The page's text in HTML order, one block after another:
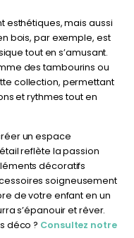
esthétiques, mais aussi
bois, par exemple, est
tout en s’amusant.
des tambourins ou
collection, permettant
et rythmes tout en
un espace
reflète la passion
décoratifs
soigneusement
de votre enfant en un
s’épanouir et rêver.
déco ? Consultez notre